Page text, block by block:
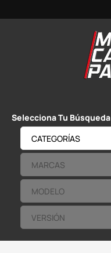
Selecciona Tu Búsqueda